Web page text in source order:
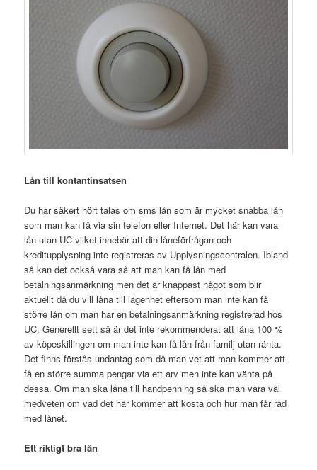
Lån till kontantinsatsen
Du har säkert hört talas om sms lån som är mycket snabba lån
som man kan få via sin telefon eller Internet. Det här kan vara
lån utan UC vilket innebär att din låneförfrågan och
kreditupplysning inte registreras av Upplysningscentralen. Ibland
så kan det också vara så att man kan få lån med
betalningsanmärkning men det är knappast något som blir
aktuellt då du vill låna till lägenhet eftersom man inte kan få
större lån om man har en betalningsanmärkning registrerad hos
UC. Generellt sett så är det inte rekommenderat att låna 100 %
av köpeskillingen om man inte kan få lån från familj utan ränta.
Det finns förstås undantag som då man vet att man kommer att
få en större summa pengar via ett arv men inte kan vänta på
dessa. Om man ska låna till handpenning så ska man vara väl
medveten om vad det här kommer att kosta och hur man får råd
med lånet.
Ett riktigt bra lån